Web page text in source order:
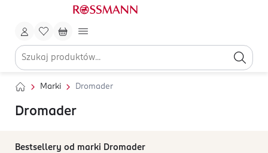
Marki Dromader
Dromader
Bestsellery od marki Dromader